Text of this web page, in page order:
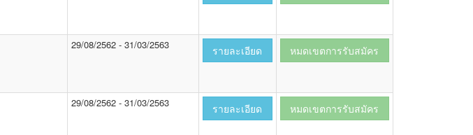
29/08/2562 - 31/03/2563 รายละเอียด หมดเขตการรับสมัคร
29/08/2562 - 31/03/2563 รายละเอียด หมดเขตการรับสมัคร